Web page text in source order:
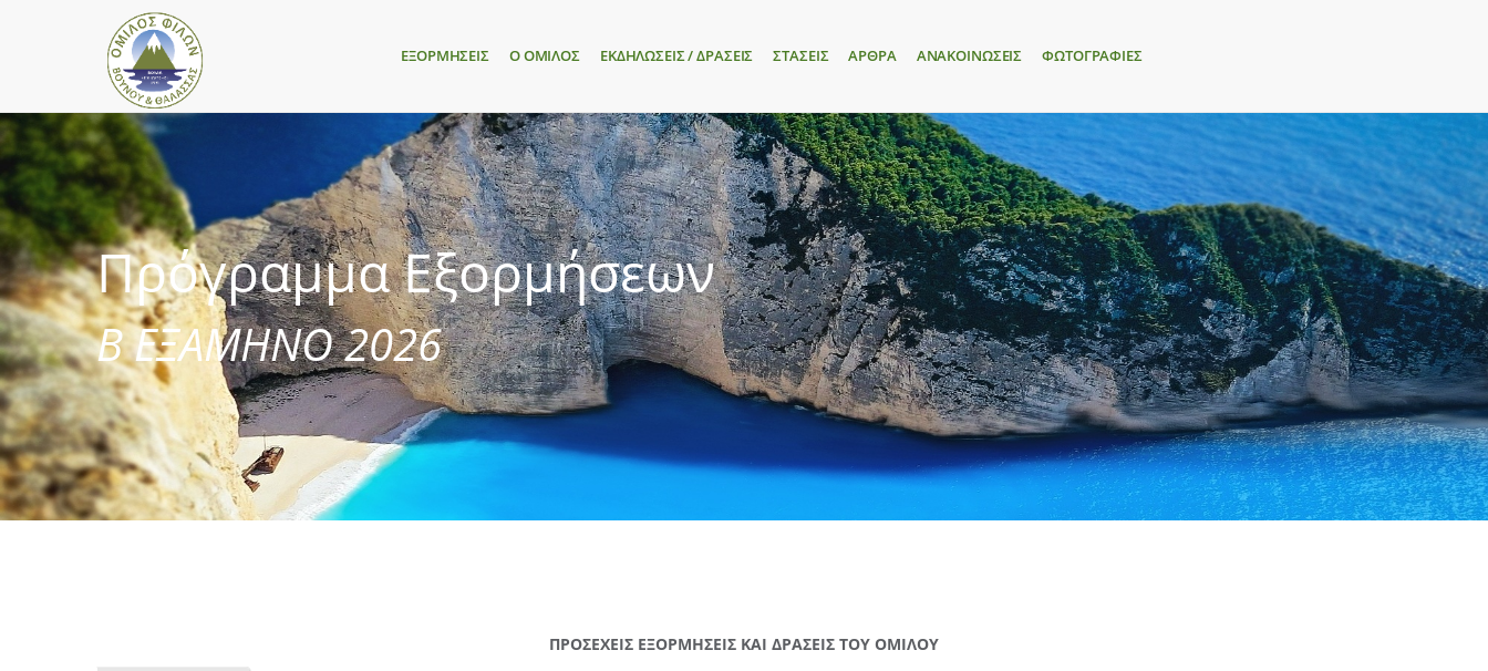
ΕΞΟΡΜΗΣΕΙΣ Ο ΟΜΙΛΟΣ ΕΚΔΗΛΩΣΕΙΣ / ΔΡΑΣΕΙΣ ΣΤΑΣΕΙΣ ΑΡΘΡΑ ΑΝΑΚΟΙΝΩΣΕΙΣ ΦΩΤΟΓΡΑΦΙΕΣ
Πρόγραμμα Εξορμήσεων
Β ΕΞΑΜΗΝΟ 2026
ΠΡΟΣΕΧΕΙΣ ΕΞΟΡΜΗΣΕΙΣ ΚΑΙ ΔΡΑΣΕΙΣ ΤΟΥ ΟΜΙΛΟΥ